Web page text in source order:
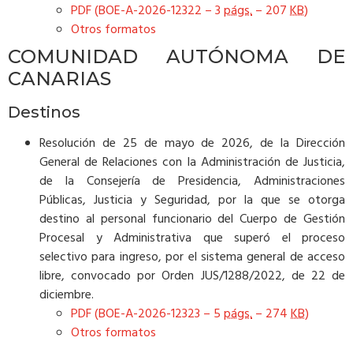
PDF (BOE-A-2026-12322 – 3págs.– 207KB)
Otros formatos
COMUNIDAD AUTÓNOMA DE
CANARIAS
Destinos
Resolución de 25 de mayo de 2026, de la Dirección
General de Relaciones con la Administración de Justicia,
de la Consejería de Presidencia, Administraciones
Públicas, Justicia y Seguridad, por la que se otorga
destino al personal funcionario del Cuerpo de Gestión
Procesal y Administrativa que superó el proceso
selectivo para ingreso, por el sistema general de acceso
libre, convocado por Orden JUS/1288/2022, de 22 de
diciembre.
PDF (BOE-A-2026-12323 – 5págs.– 274KB)
Otros formatos